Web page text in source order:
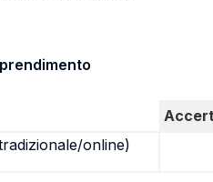
online)